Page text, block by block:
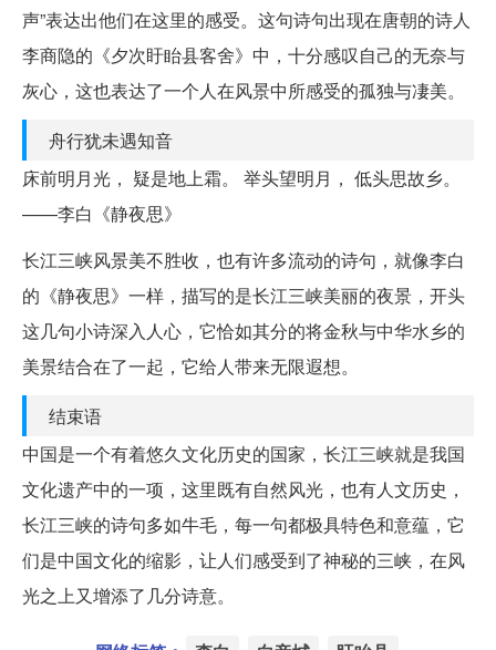
声”表达出他们在这里的感受。这句诗句出现在唐朝的诗人
李商隐的《夕次盱眙县客舍》中，十分感叹自己的无奈与
灰心，这也表达了一个人在风景中所感受的孤独与凄美。
舟行犹未遇知音
床前明月光， 疑是地上霜。 举头望明月， 低头思故乡。
——李白《静夜思》
长江三峡风景美不胜收，也有许多流动的诗句，就像李白
的《静夜思》一样，描写的是长江三峡美丽的夜景，开头
这几句小诗深入人心，它恰如其分的将金秋与中华水乡的
美景结合在了一起，它给人带来无限遐想。
结束语
中国是一个有着悠久文化历史的国家，长江三峡就是我国
文化遗产中的一项，这里既有自然风光，也有人文历史，
长江三峡的诗句多如牛毛，每一句都极具特色和意蕴，它
们是中国文化的缩影，让人们感受到了神秘的三峡，在风
光之上又增添了几分诗意。